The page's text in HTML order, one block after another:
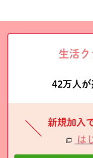
生活ク
42万人
新規加入
は